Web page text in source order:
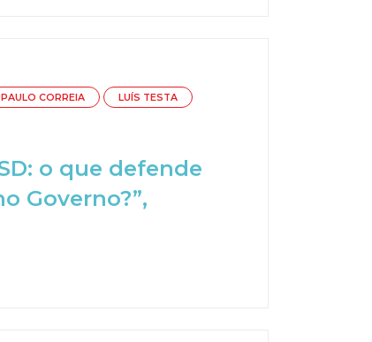
CORREIA LUÍS TESTA
o que defende
Governo?”,